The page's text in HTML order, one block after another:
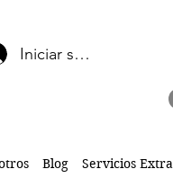
Iniciar sesión
Blog Servicios Extra